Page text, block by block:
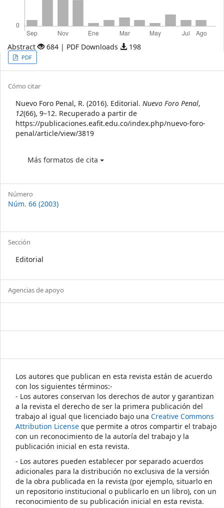
Abstract 684 | PDF Downloads 198
Article
Sidebar
PDF
Article
Details
Cómo citar
Nuevo Foro Penal, R. (2016). Editorial. Nuevo Foro Penal,
12(66), 9–12. Recuperado a partir de
https://publicaciones.eafit.edu.co/index.php/nuevo-foro-
penal/article/view/3819
Más formatos de cita
Número
Núm. 66 (2003)
Sección
Editorial
Agencias de apoyo
Los autores que publican en esta revista están de acuerdo
con los siguientes términos:-
- Los autores conservan los derechos de autor y garantizan
a la revista el derecho de ser la primera publicación del
trabajo al igual que licenciado bajo una Creative Commons
Attribution License que permite a otros compartir el trabajo
con un reconocimiento de la autoría del trabajo y la
publicación inicial en esta revista.
- Los autores pueden establecer por separado acuerdos
adicionales para la distribución no exclusiva de la versión
de la obra publicada en la revista (por ejemplo, situarlo en
un repositorio institucional o publicarlo en un libro), con un
reconocimiento de su publicación inicial en esta revista.